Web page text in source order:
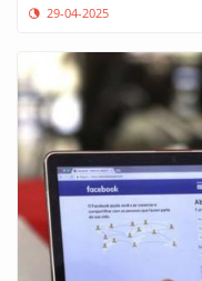
29-04-2025